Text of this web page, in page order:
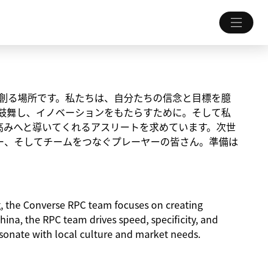
場所です。私たちは、自分たちの信念と目標を臆
し、イノベーションをもたらすために。そして私
へと導いてくれるアスリートを求めています。次世
そしてチームをつなぐプレーヤーの皆さん。準備は
Converse RPC team focuses on creating
the RPC team drives speed, specificity, and
with local culture and market needs.